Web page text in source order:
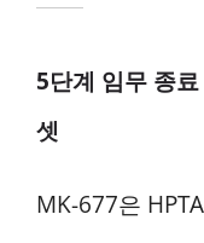
5단계 임무 종
셋
MK-677은